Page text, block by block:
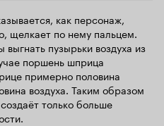
приняло
уже потом
услышали
на
из этой
объяснить
как персонаж,
щелкает по нему пальцем.
пузырьки воздуха из
поршень шприца
примерно половина
воздуха. Таким образом
только больше